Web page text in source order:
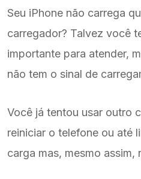
Seu iPhone não carrega
carregador? Talvez você
importante para atender,
não tem o sinal de
Você já tentou usar outro
reiniciar o telefone ou até
carga mas, mesmo assim,